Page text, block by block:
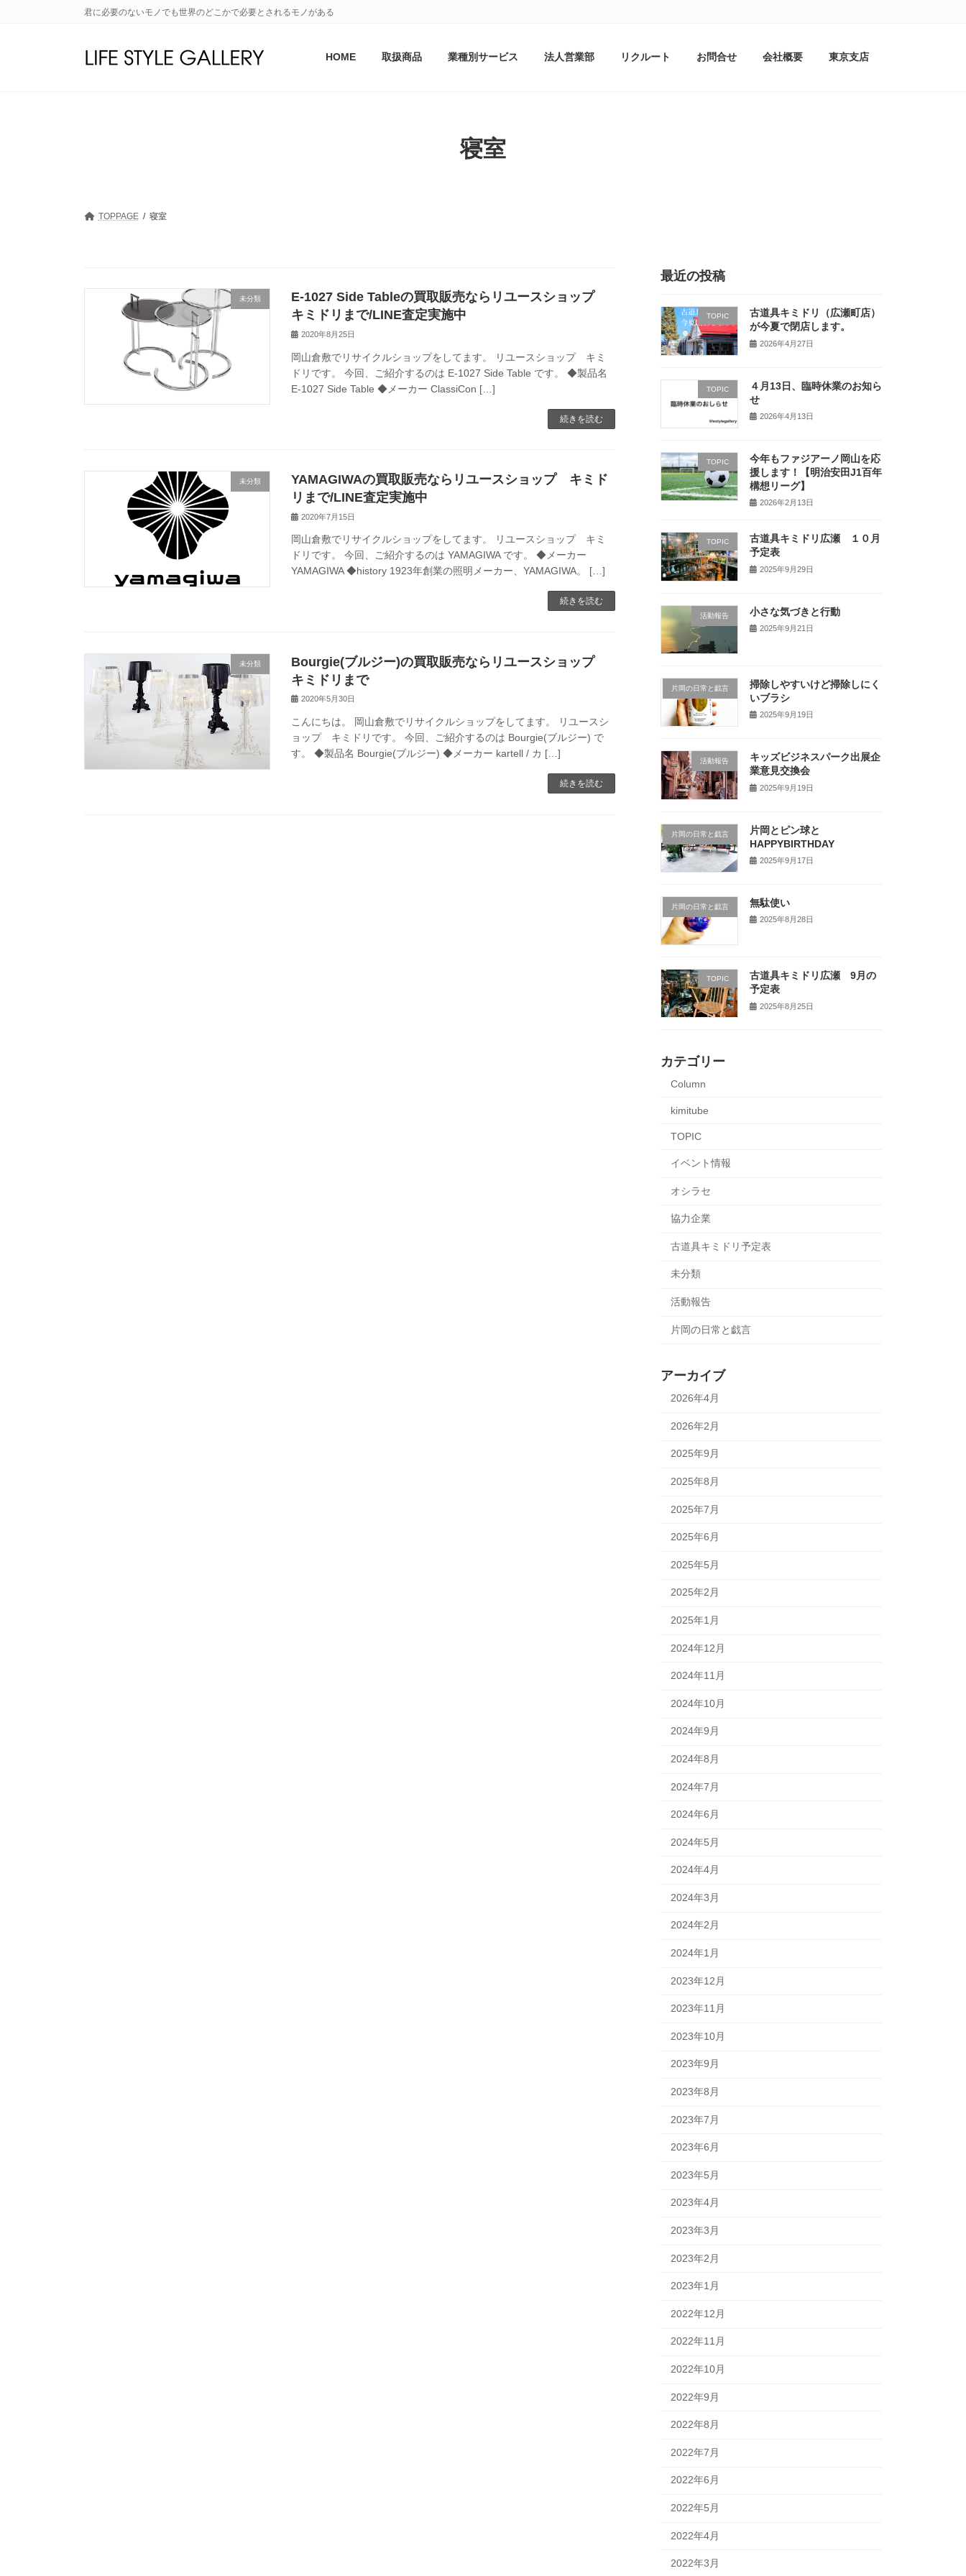
君に必要のないモノでも世界のどこかで必要とされるモノがある
HOME 取扱商品 業種別サービス 法人営業部 リクルート お問合せ 会社概要 東京支店
寝室
TOPPAGE 寝室
未分類
E-1027 Side Tableの買取販売ならリユースショップ
キミドリまで/LINE査定実施中
2020年8月25日
岡山倉敷でリサイクルショップをしてます。 リユースショップ キミ
ドリです。 今回、ご紹介するのは E-1027 Side Table です。 ◆製品名
E-1027 Side Table ◆メーカー ClassiCon […]
続きを読む
未分類
YAMAGIWAの買取販売ならリユースショップ キミド
リまで/LINE査定実施中
2020年7月15日
岡山倉敷でリサイクルショップをしてます。 リユースショップ キミ
ドリです。 今回、ご紹介するのは YAMAGIWA です。 ◆メーカー
YAMAGIWA ◆history 1923年創業の照明メーカー、YAMAGIWA。 […]
続きを読む
未分類
Bourgie(ブルジー)の買取販売ならリユースショップ
キミドリまで
2020年5月30日
こんにちは。 岡山倉敷でリサイクルショップをしてます。 リユースシ
ョップ キミドリです。 今回、ご紹介するのは Bourgie(ブルジー) で
す。 ◆製品名 Bourgie(ブルジー) ◆メーカー kartell / カ […]
続きを読む
最近の投稿
TOPIC
古道具キミドリ（広瀬町店）
が今夏で閉店します。
2026年4月27日
TOPIC
４月13日、臨時休業のお知ら
せ
2026年4月13日
TOPIC
今年もファジアーノ岡山を応
援します！【明治安田J1百年
構想リーグ】
2026年2月13日
TOPIC
古道具キミドリ広瀬 １０月
予定表
2025年9月29日
活動報告 小さな気づきと行動
2025年9月21日
片岡の日常と戯言
掃除しやすいけど掃除しにく
いブラシ
2025年9月19日
活動報告
キッズビジネスパーク出展企
業意見交換会
2025年9月19日
片岡の日常と戯言
片岡とピン球と
HAPPYBIRTHDAY
2025年9月17日
片岡の日常と戯言 無駄使い
2025年8月28日
TOPIC
古道具キミドリ広瀬 9月の
予定表
2025年8月25日
カテゴリー
Column
kimitube
TOPIC
イベント情報
オシラセ
協力企業
古道具キミドリ予定表
未分類
活動報告
片岡の日常と戯言
アーカイブ
2026年4月
2026年2月
2025年9月
2025年8月
2025年7月
2025年6月
2025年5月
2025年2月
2025年1月
2024年12月
2024年11月
2024年10月
2024年9月
2024年8月
2024年7月
2024年6月
2024年5月
2024年4月
2024年3月
2024年2月
2024年1月
2023年12月
2023年11月
2023年10月
2023年9月
2023年8月
2023年7月
2023年6月
2023年5月
2023年4月
2023年3月
2023年2月
2023年1月
2022年12月
2022年11月
2022年10月
2022年9月
2022年8月
2022年7月
2022年6月
2022年5月
2022年4月
2022年3月